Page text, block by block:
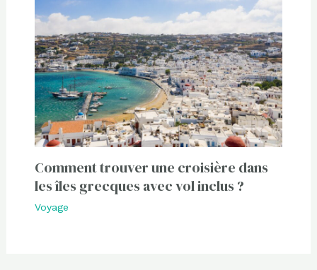
Comment trouver une croisière dans
les îles grecques avec vol inclus ?
Voyage